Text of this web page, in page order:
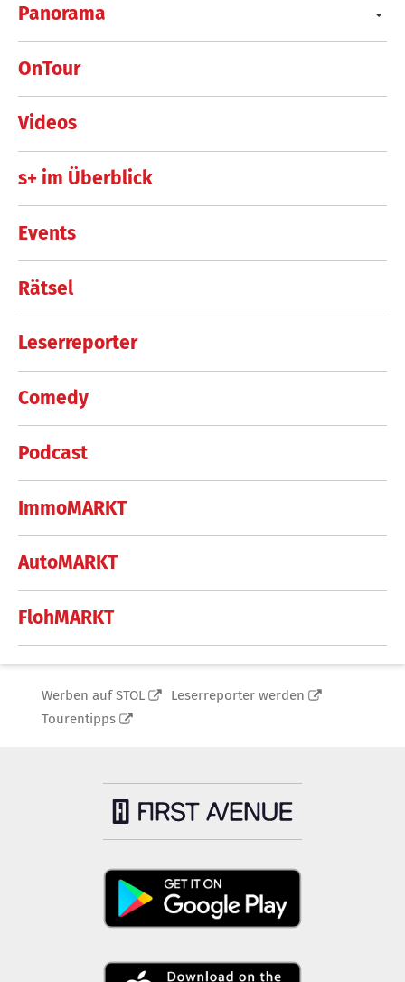
Panorama
OnTour
Videos
s+ im Überblick
Events
Rätsel
Leserreporter
Comedy
Podcast
ImmoMARKT
AutoMARKT
FlohMARKT
Werben auf STOL
Leserreporter werden
Tourentipps